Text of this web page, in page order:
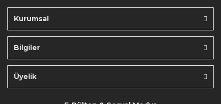
Kurumsal
Bilgiler
Üyelik